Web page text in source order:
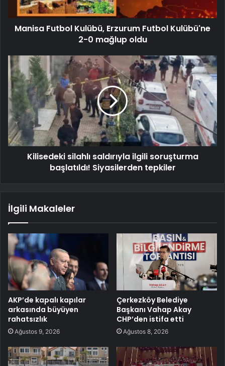
Manisa Futbol Kulübü, Erzurum Futbol Kulübü'ne
2-0 mağlup oldu
Kilisedeki silahlı saldırıyla ilgili soruşturma
başlatıldı! Siyasilerden tepkiler
İlgili Makaleler
AKP’de kapalı kapılar
arkasında büyüyen
rahatsızlık
Ağustos 9, 2026
Çerkezköy Belediye
Başkanı Vahap Akay
CHP’den istifa etti
Ağustos 8, 2026